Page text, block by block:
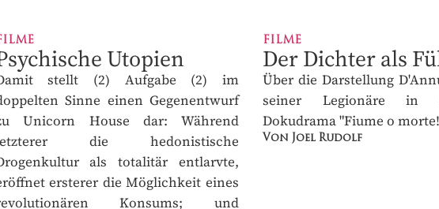
Utopien
stellt (2) Aufgabe (2) im
doppelten Sinne einen Gegenentwurf
zu Unicorn House dar: Während
die hedonistische
als totalitär entlarvte,
eröffnet ersterer die Möglichkeit eines
revolutionären Konsums; und
FILME
Der Dichter als
Über die Darstellung
seiner Legionäre in
Dokudrama "Fiume o
Von Joel Rudolf